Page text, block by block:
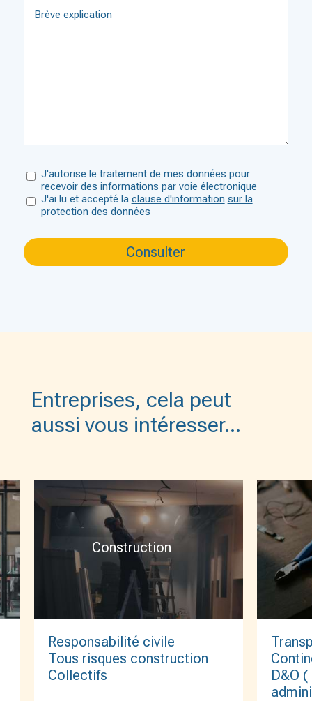
J'autorise le traitement de mes données pour
recevoir des informations par voie électronique
J'ai lu et accepté la clause d'information sur la
protection des données
Entreprises, cela peut
aussi vous intéresser…
Construction
Responsabilité civile
Tous risques construction
Collectifs
D&O